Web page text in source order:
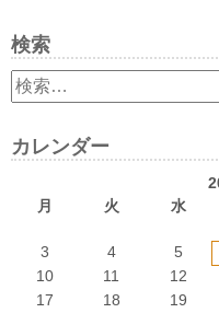
検索
検
索:
カレンダー
月
火 水
3
4 5
10
11 12
17
18 19